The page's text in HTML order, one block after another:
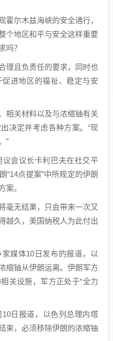
尔木兹海峡的安全通行，
个地区和平与安全这样重要
吗？
且负责任的要求，同时也
进地区的福祉、稳定与安
关材料以及与浓缩铀有关
决定并考虑各种方案。“现
”
会议长卡利巴夫在社交平
“14点提案”中所规定的伊朗
案。
无结果，只会带来一次又
越久，美国纳税人为此付出
媒体10日发布的报道，以
缩铀从伊朗运离。伊朗军方
关设施，军方正处于“全力
日报道，以色列总理内塔
束，必须移除伊朗的浓缩铀